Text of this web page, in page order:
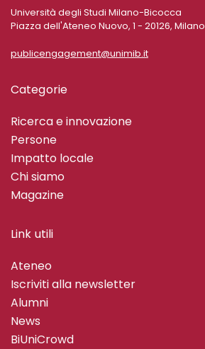
Università degli Studi Milano-Bicocca
Piazza dell'Ateneo Nuovo, 1 - 20126, Milano
publicengagement@unimib.it
Categorie
Ricerca e innovazione
Persone
Impatto locale
Chi siamo
Magazine
Link utili
Ateneo
Iscriviti alla newsletter
Alumni
News
BiUniCrowd